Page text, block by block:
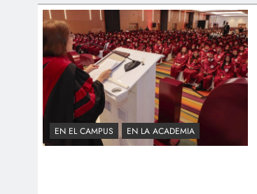
EN EL CAMPUS EN LA ACADEMIA